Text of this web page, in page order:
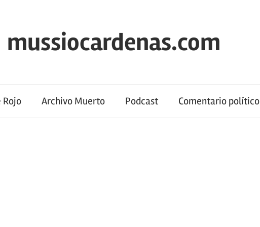
mussiocardenas.com
Archivo Muerto Podcast Comentario político